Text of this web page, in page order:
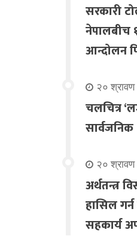
सरकारी
नेपालबीच
आन्दोलन
२०
चलचित्र
सार्वजनिक
२०
अर्थतन्त्र
हासिल
सहकार्य